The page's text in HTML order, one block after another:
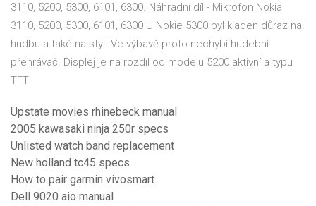
3110, 5200, 5300, 6101, 6300. Náhradní díl - Mikrofon Nokia
3110, 5200, 5300, 6101, 6300 U Nokie 5300 byl kladen důraz na
hudbu a také na styl. Ve výbavě proto nechybí hudební
přehrávač. Displej je na rozdíl od modelu 5200 aktivní a typu
TFT
Upstate movies rhinebeck manual
2005 kawasaki ninja 250r specs
Unlisted watch band replacement
New holland tc45 specs
How to pair garmin vivosmart
Dell 9020 aio manual